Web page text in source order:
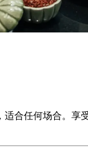
合任何场合。享